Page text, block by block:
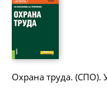
Охрана труда. (СПО).